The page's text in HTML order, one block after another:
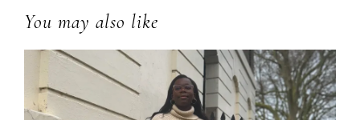
You may also like